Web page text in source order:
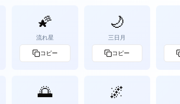
🌠
流れ星
コピー
🌙
三日月
コピー
🌅 🌌